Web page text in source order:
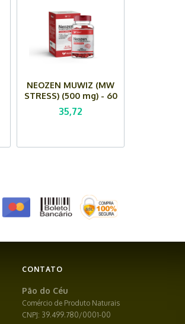
NEOZEN MUWIZ (MW
STRESS) (500 mg) - 60
Cápsulas
35,72
CONTATO
Pão do Céu
Comércio de Produto Naturais
CNPJ: 39.499.780/0001-00